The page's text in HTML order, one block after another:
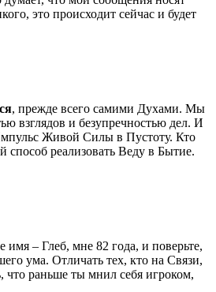
это происходит сейчас и будет
, прежде всего самими Духами. Мы
взглядов и безупречностью дел. И
Живой Силы в Пустоту. Кто
реализовать Веду в Бытие.
– Глеб, мне 82 года, и поверьте,
ума. Отличать тех, кто на Связи,
что раньше ты мнил себя игроком,